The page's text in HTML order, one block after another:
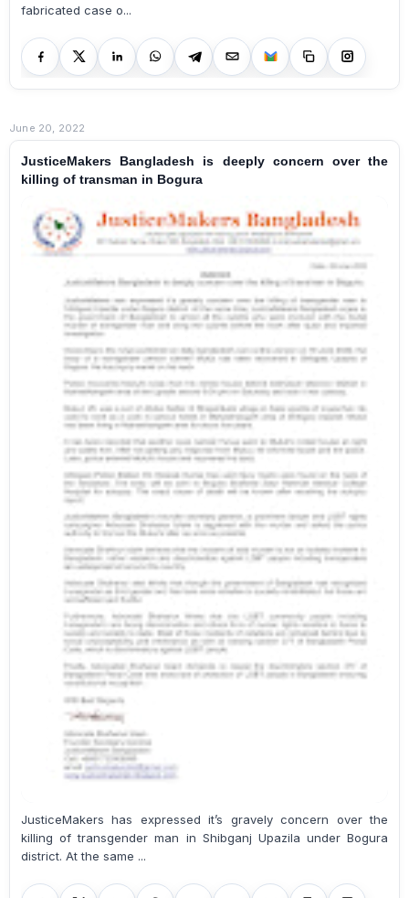
fabricated case o...
June 20, 2022
JusticeMakers Bangladesh is deeply concern over the
killing of transman in Bogura
JusticeMakers has expressed it’s gravely concern over the
killing of transgender man in Shibganj Upazila under Bogura
district. At the same ...